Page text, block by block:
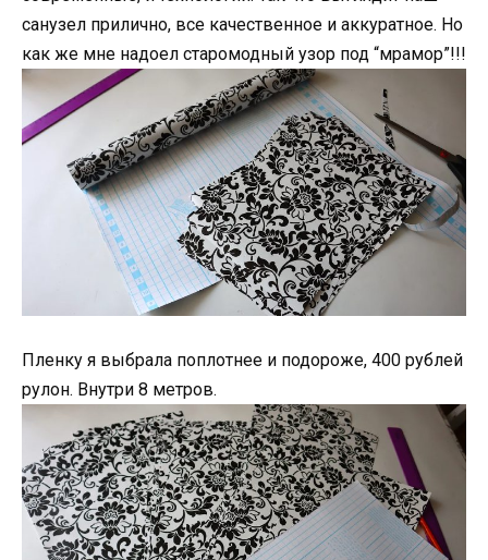
санузел прилично, все качественное и аккуратное. Но
как же мне надоел старомодный узор под “мрамор”!!!
Пленку я выбрала поплотнее и подороже, 400 рублей
рулон. Внутри 8 метров.